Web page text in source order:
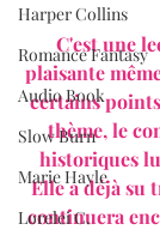
Harper Collins
Romance Fantasy
Audio Book
Slow Burn
Marie Hayle
Lorelei C.
C'est une
plaisante
certains
thème, le
historiques
Elle a déjà su
continuera